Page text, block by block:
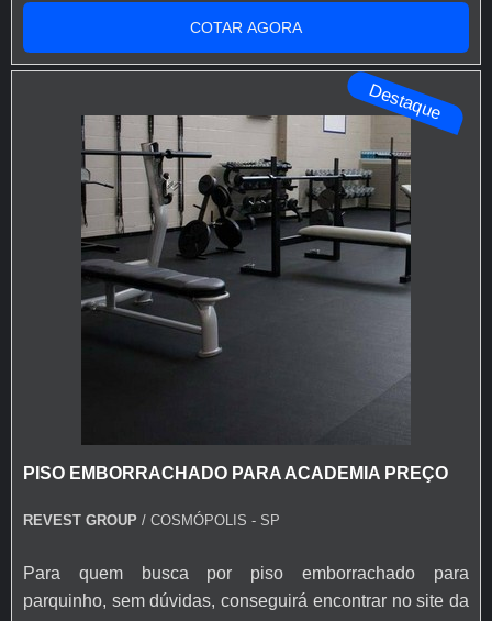
deve sempre ser adquirido com empresas
especializadas no segmento. Esse tipo de cuidado ajuda
a garantir a qualidade e durabilidade dos materiais, além
COTAR AGORA
Destaque
PISO EMBORRACHADO PARA ACADEMIA PREÇO
REVEST GROUP / COSMÓPOLIS - SP
Para quem busca por piso emborrachado para
parquinho, sem dúvidas, conseguirá encontrar no site da